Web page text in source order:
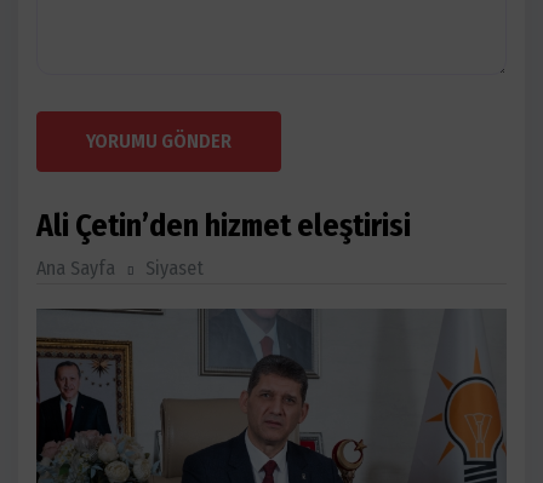
YORUMU GÖNDER
Ali Çetin’den hizmet eleştirisi
Ana Sayfa Siyaset